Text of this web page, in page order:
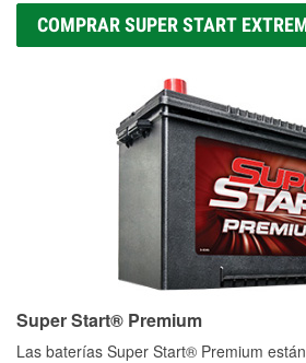
COMPRAR SUPER START
Super Start® Premium
Las baterías Super Start® Premium